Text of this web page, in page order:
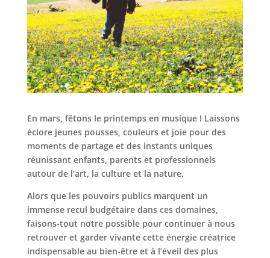
En mars, fêtons le printemps en musique ! Laissons
éclore jeunes pousses, couleurs et joie pour des
moments de partage et des instants uniques
réunissant enfants, parents et professionnels
autour de l’art, la culture et la nature.
Alors que les pouvoirs publics marquent un
immense recul budgétaire dans ces domaines,
faisons-tout notre possible pour continuer à nous
retrouver et garder vivante cette énergie créatrice
indispensable au bien-être et à l’éveil des plus